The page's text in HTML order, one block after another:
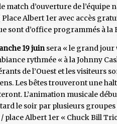
match d’ouverture de
Albert 1er avec accès
sont d’office programmés à la
19 juinsera « le grand jour
rythmée « à la Johnny
de l’Ouest et les visiteurs
Les bêtes trouveront une
L’animation musicale
le soir par plusieurs groupes
/ place Albert 1er « Chuck Bill